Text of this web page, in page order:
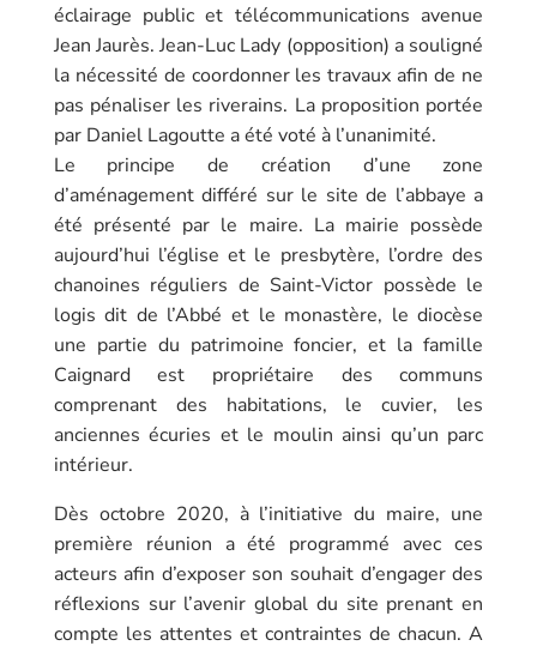
éclairage public et télécommunications avenue
Jean Jaurès. Jean-Luc Lady (opposition) a souligné
la nécessité de coordonner les travaux afin de ne
pas pénaliser les riverains. La proposition portée
par Daniel Lagoutte a été voté à l’unanimité.
Le principe de création d’une zone
d’aménagement différé sur le site de l’abbaye a
été présenté par le maire. La mairie possède
aujourd’hui l’église et le presbytère, l’ordre des
chanoines réguliers de Saint-Victor possède le
logis dit de l’Abbé et le monastère, le diocèse
une partie du patrimoine foncier, et la famille
Caignard est propriétaire des communs
comprenant des habitations, le cuvier, les
anciennes écuries et le moulin ainsi qu’un parc
intérieur.
Dès octobre 2020, à l’initiative du maire, une
première réunion a été programmé avec ces
acteurs afin d’exposer son souhait d’engager des
réflexions sur l’avenir global du site prenant en
compte les attentes et contraintes de chacun. A